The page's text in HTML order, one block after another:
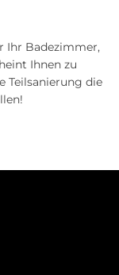
Ihr Badezimmer,
Ihnen zu
Teilsanierung die